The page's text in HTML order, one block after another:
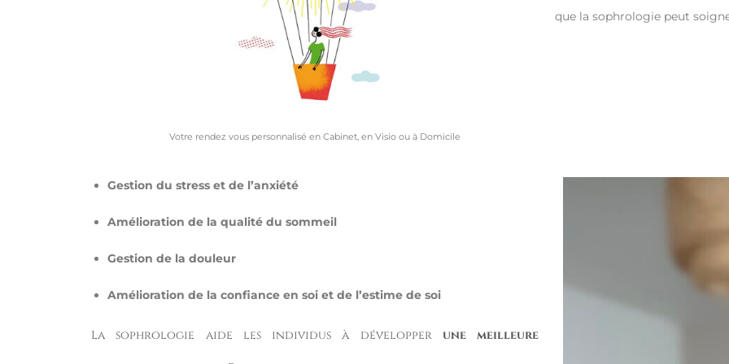
Votre rendez vous personnalisé en Cabinet, en Visio ou à Domicile
que la sophrologie peut
Gestion du stress et de l’anxiété
Amélioration de la qualité du sommeil
Gestion de la douleur
Amélioration de la confiance en soi et de l’estime de soi
La sophrologie aide les individus à développer une meilleure